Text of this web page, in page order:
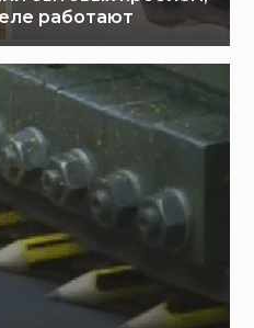
работают